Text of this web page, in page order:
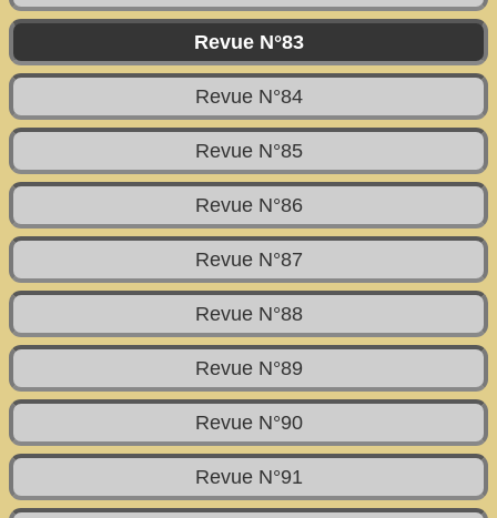
Revue N°83
Revue N°84
Revue N°85
Revue N°86
Revue N°87
Revue N°88
Revue N°89
Revue N°90
Revue N°91